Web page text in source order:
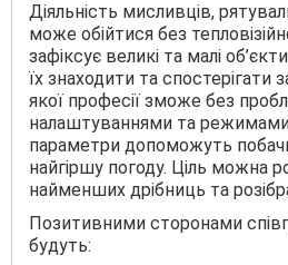
Діяльність мисливців,
може обійтися без
зафіксує великі та малі
їх знаходити та
якої професії зможе без
налаштуваннями та режимами
параметри допоможуть
найгіршу погоду. Ціль можна
найменших дрібниць та
Позитивними сторонами
будуть: